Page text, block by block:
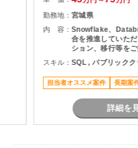
勤務地：宮城県
内 容：Snowflake、
合を推進していた
ション、移行等を
スキル：SQL , パブリックク
担当者オススメ案件 長期案
詳細を